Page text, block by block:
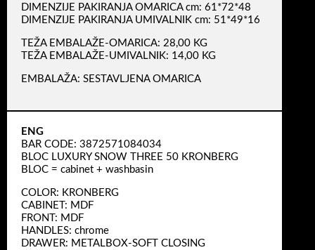
DIMENZIJE PAKIRANJA OMARICA cm: 61*72*48
DIMENZIJE PAKIRANJA UMIVALNIK cm: 51*49*16
TEŽA EMBALAŽE-OMARICA: 28,00 KG
TEŽA EMBALAŽE-UMIVALNIK: 14,00 KG
EMBALAŽA: SESTAVLJENA OMARICA
ENG
BAR CODE: 3872571084034
BLOC LUXURY SNOW THREE 50 KRONBERG
BLOC = cabinet + washbasin
COLOR: KRONBERG
CABINET: MDF
FRONT: MDF
HANDLES: chrome
DRAWER: METALBOX-SOFT CLOSING